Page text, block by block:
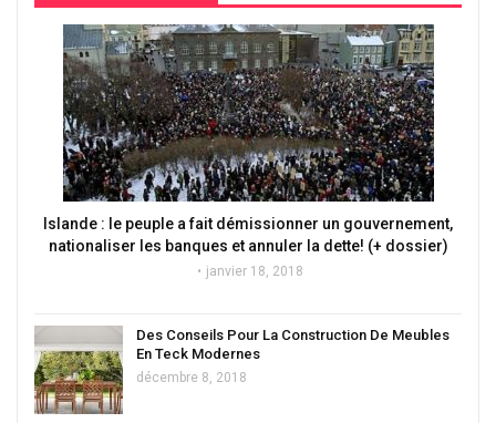
Islande : le peuple a fait démissionner un gouvernement,
nationaliser les banques et annuler la dette! (+ dossier)
janvier 18, 2018
Des Conseils Pour La Construction De Meubles
En Teck Modernes
décembre 8, 2018